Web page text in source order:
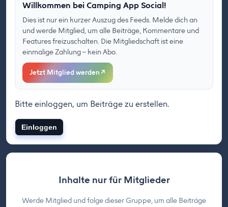
Willkommen bei Camping App Social!
Dies ist nur ein kurzer Auszug des Feeds. Melde dich an
und werde Mitglied, um alle Beiträge, Kommentare und
Features freizuschalten. Die Mitgliedschaft ist eine
einmalige Zahlung – kein Abo.
Jetzt Mitglied werden ↗
Bitte einloggen, um Beiträge zu erstellen.
Einloggen
Inhalte nur für Mitglieder
Werde Mitglied und folge dieser Gruppe, um alle Beiträge